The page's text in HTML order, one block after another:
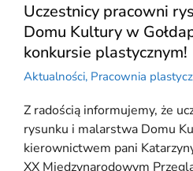
Uczestnicy pracowni
Domu Kultury w
konkursie plastycznym!
Aktualności, Pracownia
Z radością informujemy, że
rysunku i malarstwa Domu
kierownictwem pani
XX Międzynarodowym